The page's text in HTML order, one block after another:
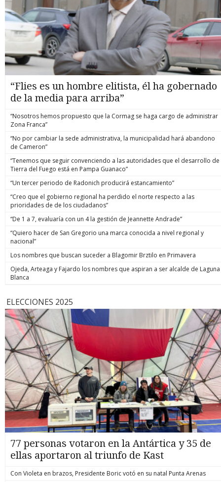
“Flies es un hombre elitista, él ha gobernado
de la media para arriba”
“Nosotros hemos propuesto que la Cormag se haga cargo de administrar
Zona Franca”
“No por cambiar la sede administrativa, la municipalidad hará abandono
de Cameron”
“Tenemos que seguir convenciendo a las autoridades que el desarrollo de
Tierra del Fuego está en Pampa Guanaco”
“Un tercer periodo de Radonich producirá estancamiento”
“Creo que el gobierno regional ha perdido el norte respecto a las
prioridades de de los ciudadanos”
“De 1 a 7, evaluaría con un 4 la gestión de Jeannette Andrade”
“Quiero hacer de San Gregorio una marca conocida a nivel regional y
nacional”
Los nombres que buscan suceder a Blagomir Brztilo en Primavera
Ojeda, Arteaga y Fajardo los nombres que aspiran a ser alcalde de Laguna
Blanca
ELECCIONES 2025
77 personas votaron en la Antártica y 35 de
ellas aportaron al triunfo de Kast
Con Violeta en brazos, Presidente Boric votó en su natal Punta Arenas